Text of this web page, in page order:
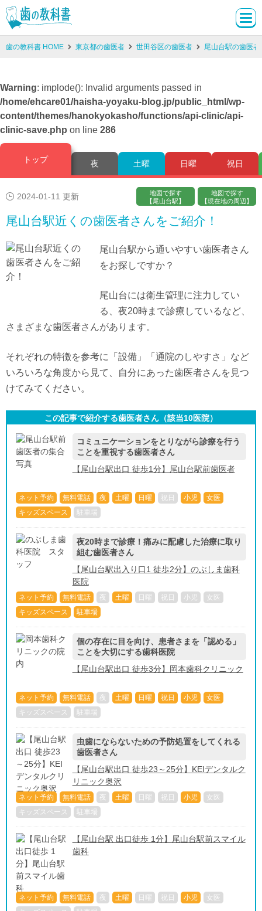
歯の教科書 HOME 東京都の歯医者 世田谷区の歯医者 尾山台駅の歯医者
Warning: implode(): Invalid arguments passed in
/home/ehcare01/haisha-yoyaku-blog.jp/public_html/wp-
content/themes/hanokyokasho/functions/api-clinic/api-
clinic-save.php on line 286
トップ 夜 土曜 日曜 祝日
2024-01-11 更新
地図で探す
【尾山台駅】
地図で探す
【現在地の周辺】
尾山台駅近くの歯医者さんをご紹介！
尾山台駅から通いやすい歯医者さん
をお探しですか？
尾山台には衛生管理に注力してい
る、夜20時まで診療しているなど、
さまざまな歯医者さんがあります。
それぞれの特徴を参考に「設備」「通院のしやすさ」など
いろいろな角度から見て、自分にあった歯医者さんを見つ
けてみてください。
この記事で紹介する歯医者さん（該当10医院）
コミュニケーションをとりながら診療を行う
ことを重視する歯医者さん
【尾山台駅出口 徒歩1分】尾山台駅前歯医者
ネット予約 無料電話 夜 土曜 日曜 祝日 小児
女医
キッズスペース
駐車場
夜20時まで診療！痛みに配慮した治療に取り
組む歯医者さん
【尾山台駅出入り口1 徒歩2分】のぶしま歯科
医院
ネット予約 無料電話 夜 土曜 日曜 祝日 小児
女医
キッズスペース
駐車場
個の存在に目を向け、患者さまを「認める」
ことを大切にする歯科医院
【尾山台駅出口 徒歩3分】岡本歯科クリニック
ネット予約 無料電話 夜 土曜 日曜 祝日 小児
女医
キッズスペース
駐車場
虫歯にならないための予防処置をしてくれる
歯医者さん
【尾山台駅出口 徒歩23～25分】KEIデンタルク
リニック奥沢
ネット予約 無料電話 夜 土曜 日曜 祝日 小児
女医
キッズスペース
駐車場
【尾山台駅 出口徒歩 1分】尾山台駅前スマイル
歯科
ネット予約 無料電話 夜 土曜 日曜 祝日 小児
女医